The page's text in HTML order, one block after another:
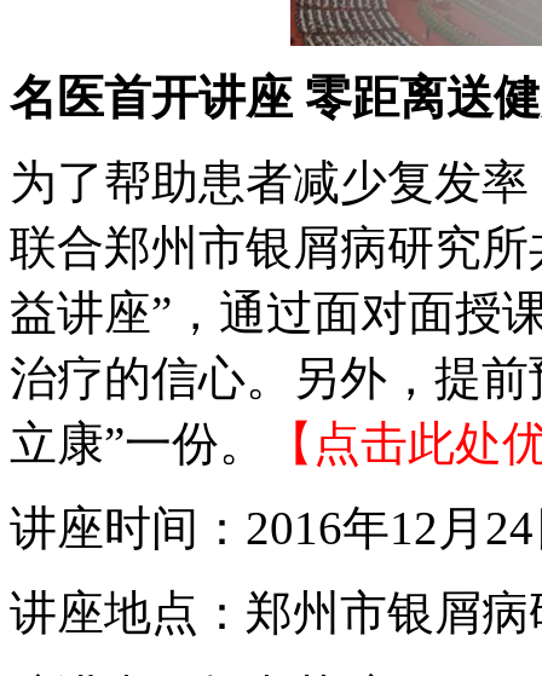
名医首开讲座 零距离送
为了帮助患者减少复发
联合郑州市银屑病研究
益讲座”，通过面对面授
治疗的信心。另外，提
立康”一份。
【点击此处
讲座时间：2016年12月
讲座地点：郑州市银屑病